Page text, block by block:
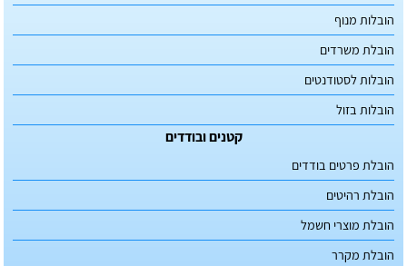
הובלות מנוף
הובלת משרדים
הובלות לסטודנטים
הובלות בזול
קטנים ובודדים
הובלת פרטים בודדים
הובלת רהיטים
הובלת מוצרי חשמל
הובלת מקרר